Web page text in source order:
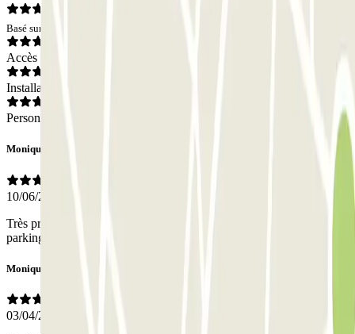
Basé sur 6 avis
Accès
Installations
Personnel
Monique
10/06/2026
Très pratique entrée et sortie illimité Très satisfaite de ce système de
parking sans contrainte Un ick le prix trop excessif
Monique
03/04/2026